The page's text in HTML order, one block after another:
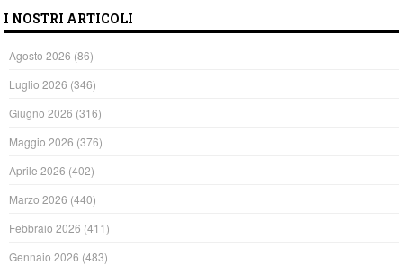
I NOSTRI ARTICOLI
Agosto 2026 (86)
Luglio 2026 (346)
Giugno 2026 (316)
Maggio 2026 (376)
Aprile 2026 (402)
Marzo 2026 (440)
Febbraio 2026 (411)
Gennaio 2026 (483)